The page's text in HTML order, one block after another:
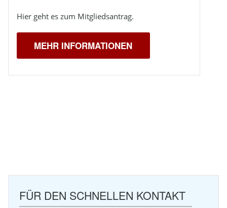
Hier geht es zum Mitgliedsantrag.
MEHR INFORMATIONEN
FÜR DEN SCHNELLEN KONTAKT